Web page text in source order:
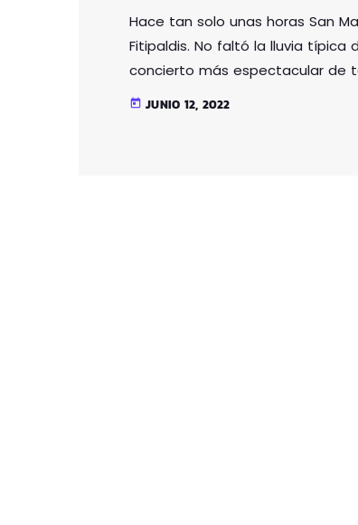
Hace tan solo unas horas San
Fitipaldis. No faltó la lluvia típica
concierto más espectacular de
en casa y junto a los artistas
today JUNIO 12, 2022